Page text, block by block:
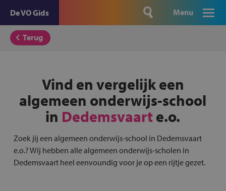
De VO Gids Menu
Terug
Vind en vergelijk een
algemeen onderwijs-school
in Dedemsvaart e.o.
Zoek jij een algemeen onderwijs-school in Dedemsvaart
e.o.? Wij hebben alle algemeen onderwijs-scholen in
Dedemsvaart heel eenvoundig voor je op een rijtje gezet.